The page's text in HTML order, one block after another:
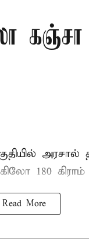
கஞ்சா
180 கிராம்
Read More